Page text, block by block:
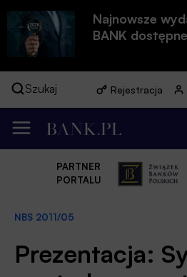
Najnowsze
BANK
Szukaj Rejestracja
PARTNER
PORTALU
NBS 2011/05
Prezentacja: